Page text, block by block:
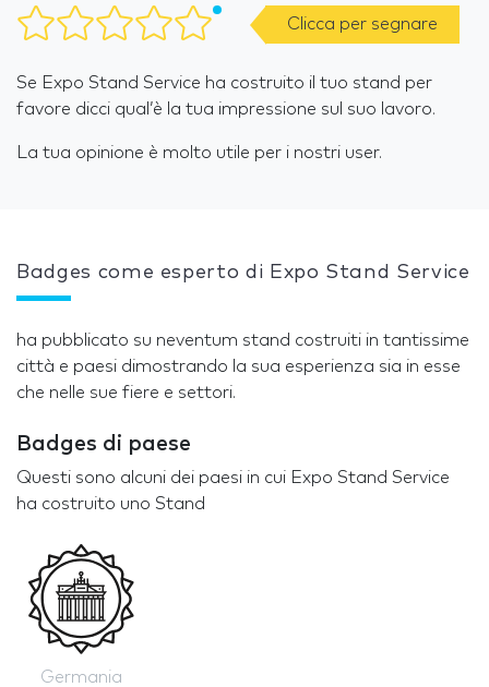
Clicca per segnare
Se Expo Stand Service ha costruito il tuo stand per
favore dicci qual’è la tua impressione sul suo lavoro.
La tua opinione è molto utile per i nostri user.
Badges come esperto di Expo Stand Service
ha pubblicato su neventum stand costruiti in tantissime
città e paesi dimostrando la sua esperienza sia in esse
che nelle sue fiere e settori.
Badges di paese
Questi sono alcuni dei paesi in cui Expo Stand Service
ha costruito uno Stand
Germania